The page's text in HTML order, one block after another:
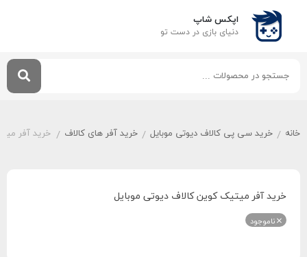
اپکس شاپ
دنیای بازی‌ در دست تو
خانه / خرید سی پی کالاف دیوتی موبایل / خرید آفر های کالاف / خرید آفر
خرید آفر میتیک کوین کالاف دیوتی موبایل
ناموجود